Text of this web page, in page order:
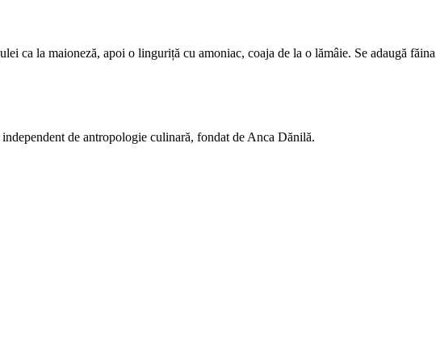
ca la maioneză, apoi o linguriță cu amoniac, coaja de la o lămâie. Se adaugă
de antropologie culinară, fondat de Anca Dănilă.